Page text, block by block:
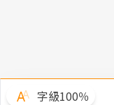
字級100％